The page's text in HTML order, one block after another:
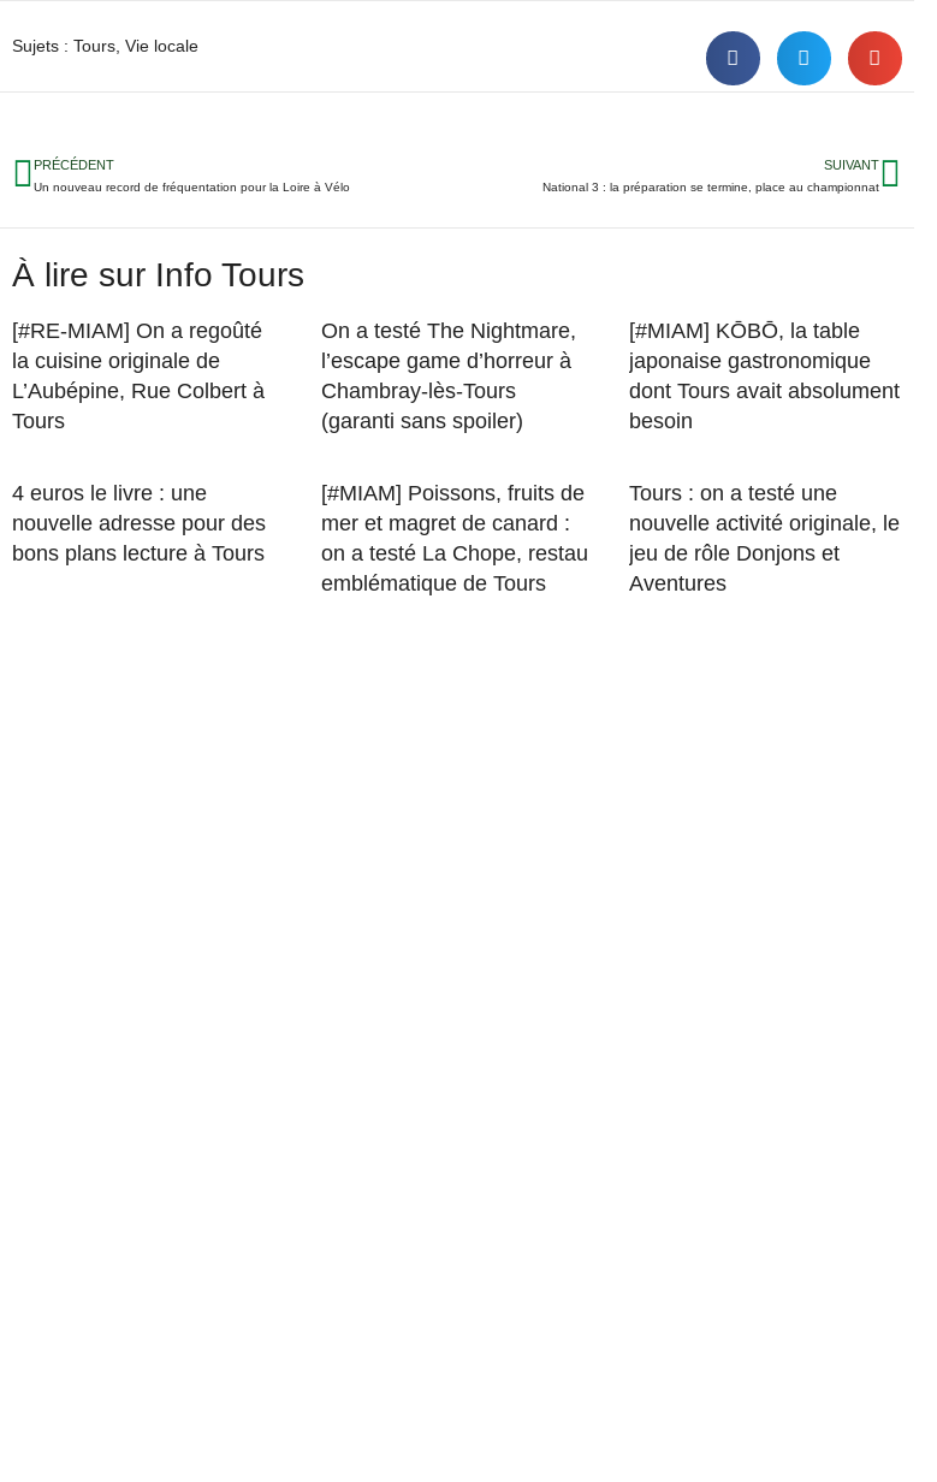
Sujets : Tours, Vie locale
PRÉCÉDENT
Un nouveau record de fréquentation pour la Loire à Vélo
SUIVANT
National 3 : la préparation se termine, place au championnat
À lire sur Info Tours
[#RE-MIAM] On a regoûté
la cuisine originale de
L’Aubépine, Rue Colbert à
Tours
On a testé The Nightmare,
l’escape game d’horreur à
Chambray-lès-Tours
(garanti sans spoiler)
[#MIAM] KŌBŌ, la table
japonaise gastronomique
dont Tours avait absolument
besoin
4 euros le livre : une
nouvelle adresse pour des
bons plans lecture à Tours
[#MIAM] Poissons, fruits de
mer et magret de canard :
on a testé La Chope, restau
emblématique de Tours
Tours : on a testé une
nouvelle activité originale, le
jeu de rôle Donjons et
Aventures